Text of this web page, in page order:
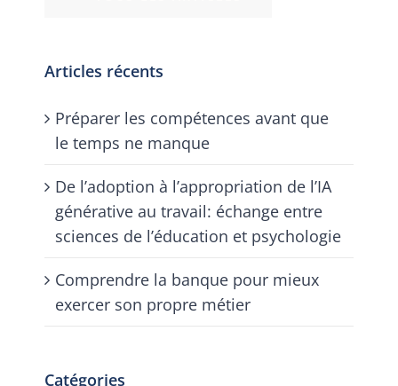
Articles récents
Préparer les compétences avant que
le temps ne manque
De l’adoption à l’appropriation de l’IA
générative au travail: échange entre
sciences de l’éducation et psychologie
Comprendre la banque pour mieux
exercer son propre métier
Catégories